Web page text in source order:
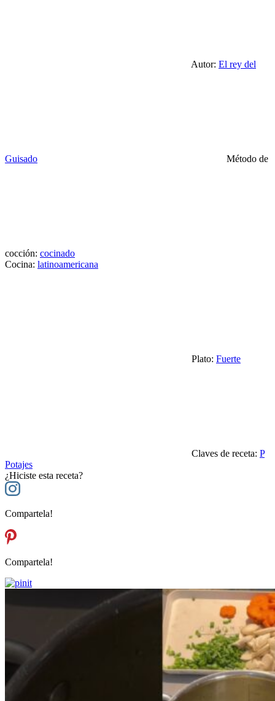
Autor: El rey del
Guisado Método de
cocción: cocinado
Cocina: latinoamericana
Plato: Fuerte
Claves de receta: P
Potajes
¿Hiciste esta receta?
Compartela!
Compartela!